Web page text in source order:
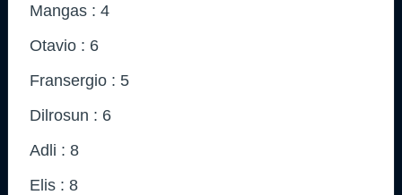
Mangas : 4
Otavio : 6
Fransergio : 5
Dilrosun : 6
Adli : 8
Elis : 8